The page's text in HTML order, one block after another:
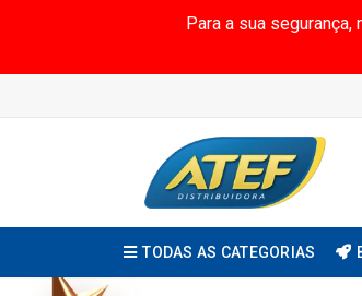
Para a sua
TODAS AS CATEGORIAS